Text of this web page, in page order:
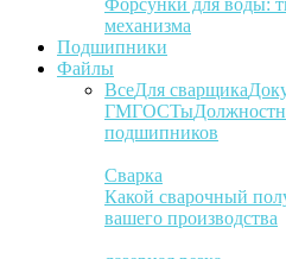
Форсунки для воды:
механизма
Подшипники
Файлы
ВсеДля сварщика
ГМГОСТы
подшипников
Сварка
Какой сварочный
вашего производства